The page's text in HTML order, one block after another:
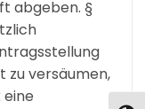
abgeben. §
zu versäumen,